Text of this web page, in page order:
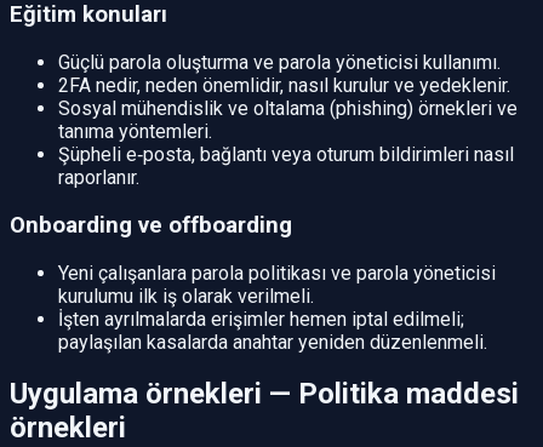
Eğitim konuları
Güçlü parola oluşturma ve parola yöneticisi kullanımı.
2FA nedir, neden önemlidir, nasıl kurulur ve yedeklenir.
Sosyal mühendislik ve oltalama (phishing) örnekleri ve
tanıma yöntemleri.
Şüpheli e‑posta, bağlantı veya oturum bildirimleri nasıl
raporlanır.
Onboarding ve offboarding
Yeni çalışanlara parola politikası ve parola yöneticisi
kurulumu ilk iş olarak verilmeli.
İşten ayrılmalarda erişimler hemen iptal edilmeli;
paylaşılan kasalarda anahtar yeniden düzenlenmeli.
Uygulama örnekleri — Politika maddesi
örnekleri